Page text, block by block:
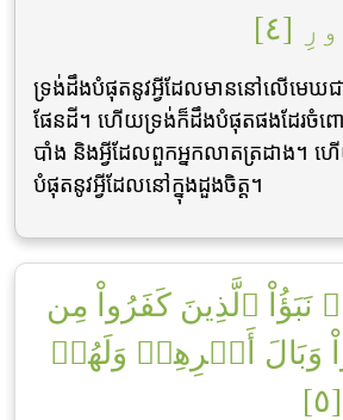
[٤]
ទ្រង់ដឹងបំផុតនូវអ្វីដែលមាននៅលើមេឃជ
ផែនដី។ ហើយទ្រង់ក៏ដឹងបំផុតផងដែរចំពោ
បាំង និងអ្វីដែលពួកអ្នកលាតត្រដាង។
បំផុតនូវអ្វីដែលនៅក្នុងដួងចិត្ដ។
ٱلَّذِينَ كَفَرُواْ مِن
وَبَالَ أَمۡرِهِمۡ وَلَهُمۡ